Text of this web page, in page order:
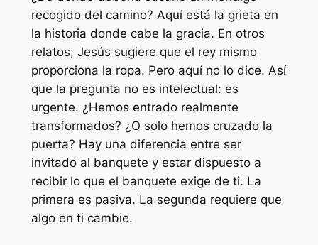
recogido del camino? Aquí está la grieta en
la historia donde cabe la gracia. En otros
relatos, Jesús sugiere que el rey mismo
proporciona la ropa. Pero aquí no lo dice. Así
que la pregunta no es intelectual: es
urgente. ¿Hemos entrado realmente
transformados? ¿O solo hemos cruzado la
puerta? Hay una diferencia entre ser
invitado al banquete y estar dispuesto a
recibir lo que el banquete exige de ti. La
primera es pasiva. La segunda requiere que
algo en ti cambie.